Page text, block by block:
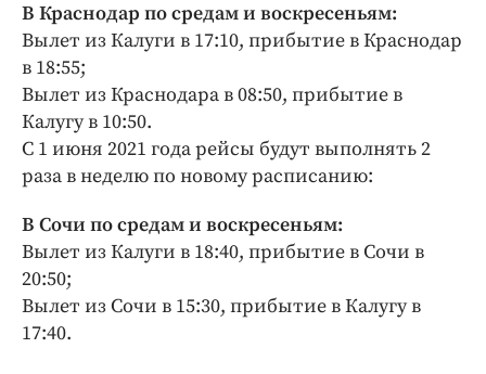
В Краснодар по средам и воскресеньям:
Вылет из Калуги в 17:10, прибытие в Краснодар
в 18:55;
Вылет из Краснодара в 08:50, прибытие в
Калугу в 10:50.
С 1 июня 2021 года рейсы будут выполнять 2
раза в неделю по новому расписанию:
В Сочи по средам и воскресеньям:
Вылет из Калуги в 18:40, прибытие в Сочи в
20:50;
Вылет из Сочи в 15:30, прибытие в Калугу в
17:40.